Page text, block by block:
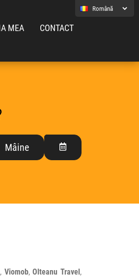
MEA CONTACT
Mâine
, Viomob,Olteanu Travel,